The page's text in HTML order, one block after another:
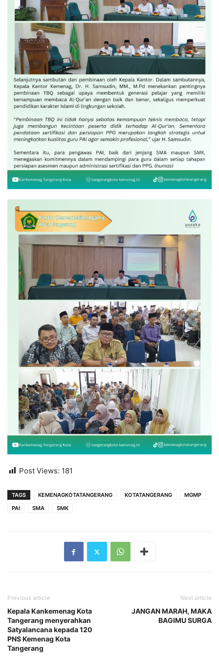
Post Views: 181
TAGS KEMENAGKOTATANGERANG KOTATANGERANG
MGMP
PAI
SMA SMK
Previous article
Kepala Kankemenag Kota
Tangerang menyerahkan
Satyalancana kepada 120
PNS Kemenag Kota
Tangerang
Next article
JANGAN MARAH, MAKA
BAGIMU SURGA